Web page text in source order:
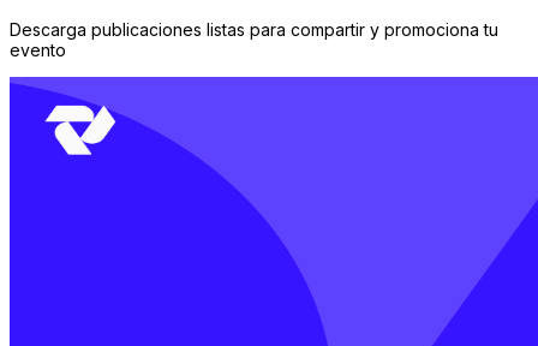
Descarga publicaciones listas para compartir y promociona tu
evento